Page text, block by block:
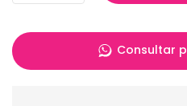
Consultar